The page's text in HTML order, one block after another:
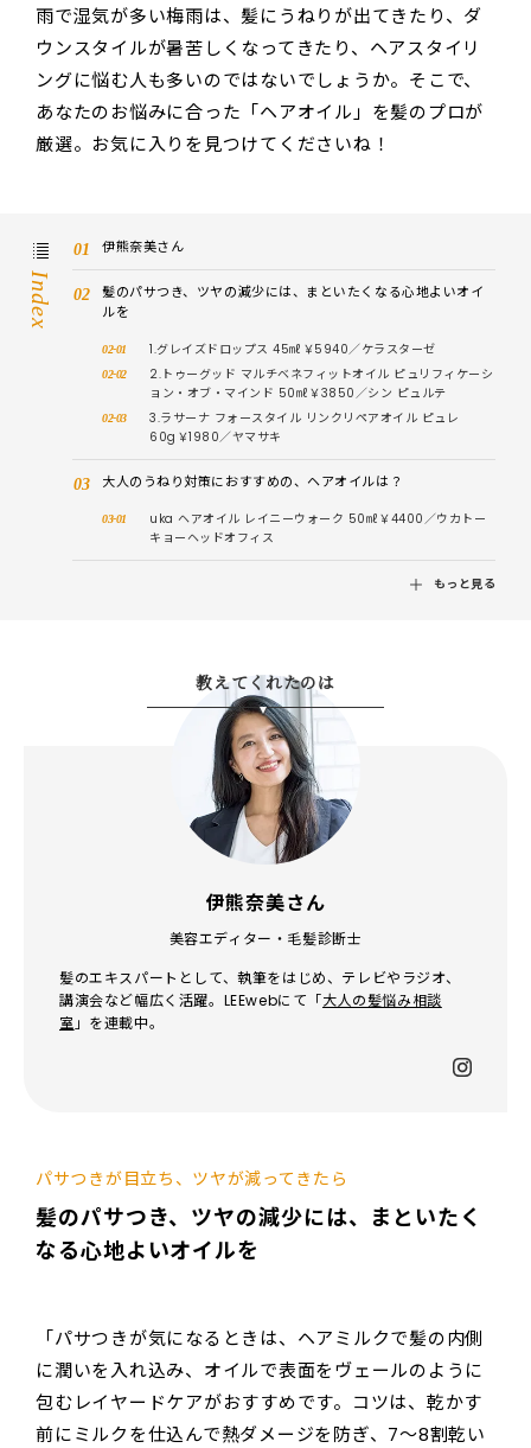
雨で湿気が多い梅雨は、髪にうねりが出てきたり、ダ
ウンスタイルが暑苦しくなってきたり、ヘアスタイリ
ングに悩む人も多いのではないでしょうか。そこで、
あなたのお悩みに合った「ヘアオイル」を髪のプロが
厳選。お気に入りを見つけてくださいね！
Index
伊熊奈美さん
髪のパサつき、ツヤの減少には、まといたくなる心地よいオイ
ルを
1.グレイズドロップス 45㎖￥5940／ケラスターゼ
2.トゥーグッド マルチベネフィットオイル ピュリフィケーシ
ョン・オブ・マインド 50㎖￥3850／シン ピュルテ
3.ラサーナ フォースタイル リンクリペアオイル ピュレ
60g￥1980／ヤマサキ
大人のうねり対策におすすめの、ヘアオイルは？
uka ヘアオイル レイニーウォーク 50㎖￥4400／ウカトー
キョーヘッドオフィス
もっと見る
教えてくれたのは
伊熊奈美さん
美容エディター・毛髪診断士
髪のエキスパートとして、執筆をはじめ、テレビやラジオ、
講演会など幅広く活躍。LEEwebにて「大人の髪悩み相談
室 」を連載中。
パサつきが目立ち、ツヤが減ってきたら
髪のパサつき、ツヤの減少には、まといたく
なる心地よいオイルを
「パサつきが気になるときは、ヘアミルクで髪の内側
に潤いを入れ込み、オイルで表面をヴェールのように
包むレイヤードケアがおすすめです。コツは、乾かす
前にミルクを仕込んで熱ダメージを防ぎ、7〜8割乾い